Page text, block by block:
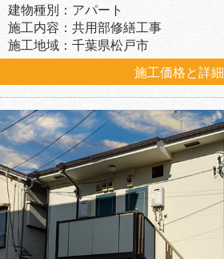
建物種別：アパート
施工内容：共用部修繕工事
施工地域：千葉県松戸市
施工価格と詳細